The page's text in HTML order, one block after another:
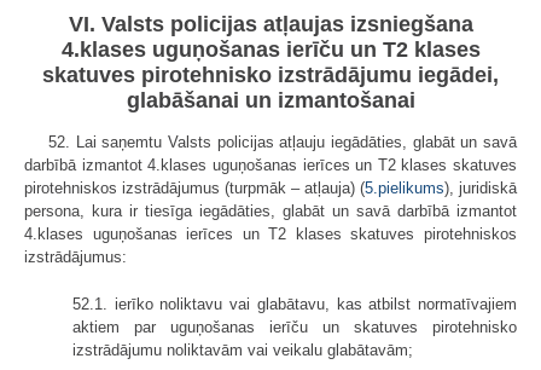
VI. Valsts policijas atļaujas izsniegšana
4.klases uguņošanas ierīču un T2 klases
skatuves pirotehnisko izstrādājumu iegādei,
glabāšanai un izmantošanai
52. Lai saņemtu Valsts policijas atļauju iegādāties, glabāt un savā
darbībā izmantot 4.klases uguņošanas ierīces un T2 klases skatuves
pirotehniskos izstrādājumus (turpmāk – atļauja) (5.pielikums), juridiskā
persona, kura ir tiesīga iegādāties, glabāt un savā darbībā izmantot
4.klases uguņošanas ierīces un T2 klases skatuves pirotehniskos
izstrādājumus:
52.1. ierīko noliktavu vai glabātavu, kas atbilst normatīvajiem
aktiem par uguņošanas ierīču un skatuves pirotehnisko
izstrādājumu noliktavām vai veikalu glabātavām;